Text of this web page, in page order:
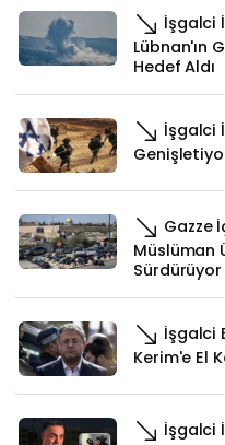
İşgalci
Lübnan'ın
Hedef Aldı
İşgalci
Gazze
Müslüman
Sürdürüyor
İşgalci
Kerim'e El
İşgalci